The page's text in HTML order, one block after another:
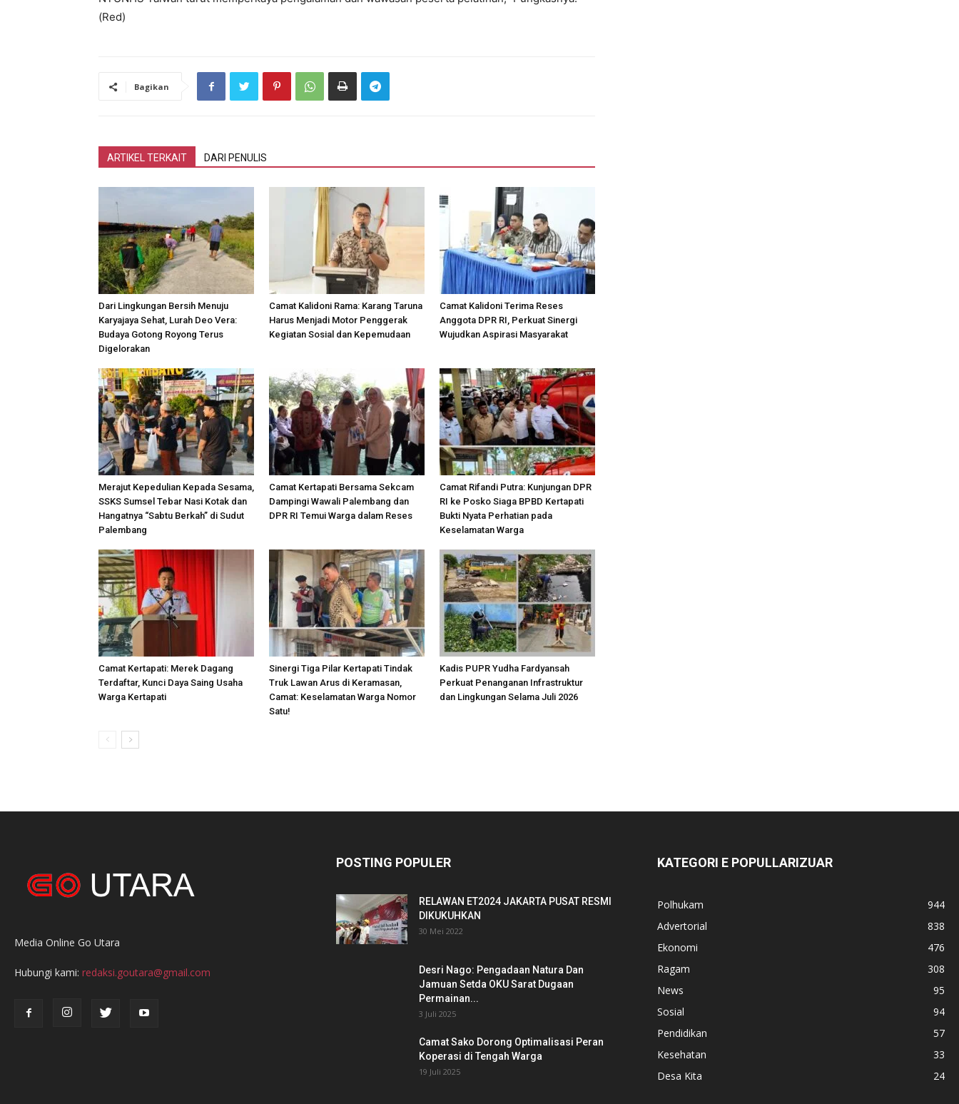
(Red)
Bagikan
ARTIKEL TERKAIT DARI PENULIS
Dari Lingkungan Bersih Menuju
Karyajaya Sehat, Lurah Deo Vera:
Budaya Gotong Royong Terus
Digelorakan
Camat Kalidoni Rama: Karang Taruna
Harus Menjadi Motor Penggerak
Kegiatan Sosial dan Kepemudaan
Camat Kalidoni Terima Reses
Anggota DPR RI, Perkuat Sinergi
Wujudkan Aspirasi Masyarakat
Merajut Kepedulian Kepada Sesama,
SSKS Sumsel Tebar Nasi Kotak dan
Hangatnya “Sabtu Berkah” di Sudut
Palembang
Camat Kertapati Bersama Sekcam
Dampingi Wawali Palembang dan
DPR RI Temui Warga dalam Reses
Camat Rifandi Putra: Kunjungan DPR
RI ke Posko Siaga BPBD Kertapati
Bukti Nyata Perhatian pada
Keselamatan Warga
Camat Kertapati: Merek Dagang
Terdaftar, Kunci Daya Saing Usaha
Warga Kertapati
Sinergi Tiga Pilar Kertapati Tindak
Truk Lawan Arus di Keramasan,
Camat: Keselamatan Warga Nomor
Satu!
Kadis PUPR Yudha Fardyansah
Perkuat Penanganan Infrastruktur
dan Lingkungan Selama Juli 2026
Media Online Go Utara
Hubungi kami: redaksi.goutara@gmail.com
POSTING POPULER
RELAWAN ET2024 JAKARTA PUSAT RESMI
DIKUKUHKAN
30 Mei 2022
Desri Nago: Pengadaan Natura Dan
Jamuan Setda OKU Sarat Dugaan
Permainan...
3 Juli 2025
Camat Sako Dorong Optimalisasi Peran
Koperasi di Tengah Warga
19 Juli 2025
KATEGORI E POPULLARIZUAR
Polhukam
944
Advertorial
838
Ekonomi
476
Ragam
308
News
95
Sosial
94
Pendidikan
57
Kesehatan
33
Desa Kita
24